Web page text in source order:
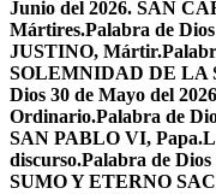
Junio del 2026. SAN
Mártires.Palabra de
JUSTINO, Mártir.
SOLEMNIDAD DE
Dios 30 de Mayo del
Ordinario.Palabra de
SAN PABLO VI, Papa.
discurso.Palabra de
SUMO Y ETERNO